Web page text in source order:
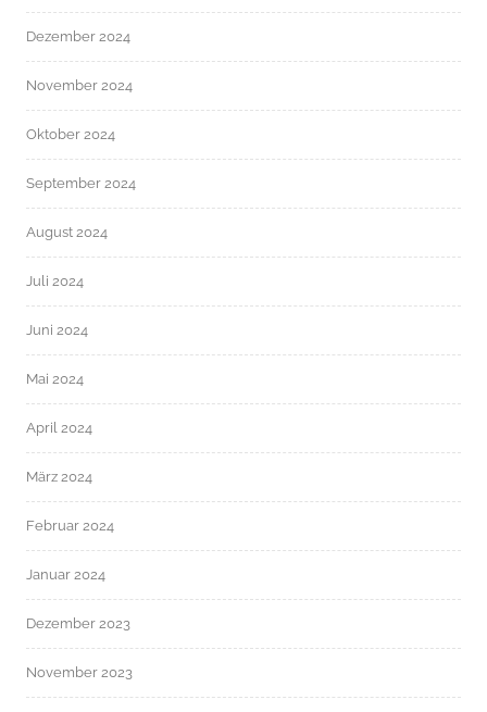
Dezember 2024
November 2024
Oktober 2024
September 2024
August 2024
Juli 2024
Juni 2024
Mai 2024
April 2024
März 2024
Februar 2024
Januar 2024
Dezember 2023
November 2023